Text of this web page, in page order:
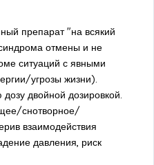
препарат "на всякий
отмены и не
ситуаций с явными
угрозы жизни).
двойной дозировкой.
снотворное/
взаимодействия
давления, риск